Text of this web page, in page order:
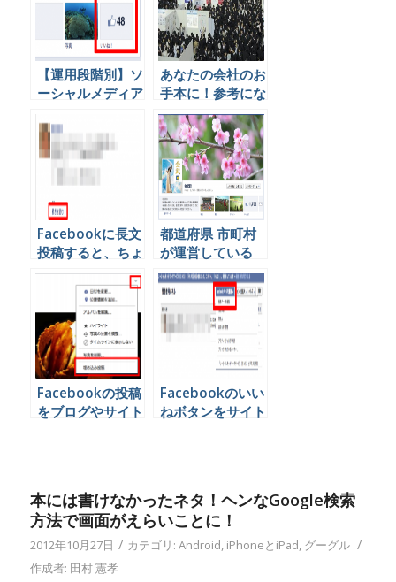
【運用段階別】ソ
ーシャルメディア
ときに設定するべ
きＫＰＩとは
あなたの会社のお
手本に！参考にな
る新卒採用
Facebookページ
Facebookに長文
投稿すると、ちょ
っと損する３つの
理由。
都道府県 市町村
が運営している
Facebookページ
一覧
Facebookの投稿
をブログやサイト
Facebookのいい
ねボタンをサイト
本には書けなかったネタ！ヘンなGoogle検索
方法で画面がえらいことに！
2012年10月27日 / カテゴリ: Android iPhoneとiPad グーグル /
作成者: 田村 憲孝